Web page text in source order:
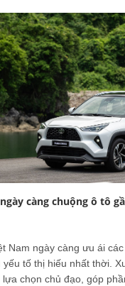
càng chuộng ô tô
Nam ngày càng ưu ái
tố thị hiếu nhất thời.
chọn chủ đạo, góp